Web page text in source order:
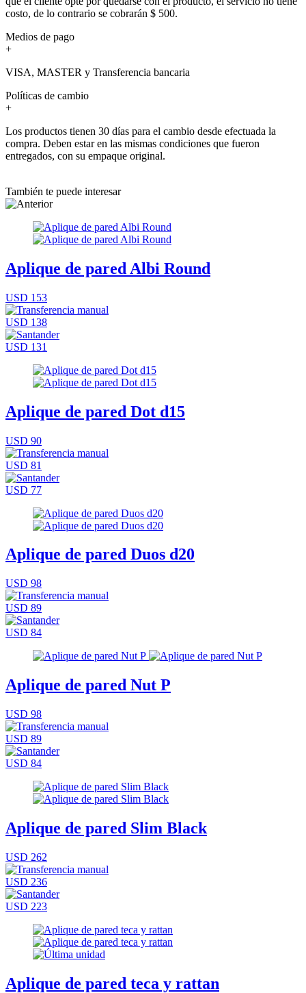
costo, de lo contrario se cobrarán $ 500.
Medios de pago
+
VISA, MASTER y Transferencia bancaria
Políticas de cambio
+
Los productos tienen 30 días para el cambio desde efectuada la
compra. Deben estar en las mismas condiciones que fueron
entregados, con su empaque original.
También te puede interesar
Aplique de pared Albi Round
USD 153
USD 138
USD 131
Aplique de pared Dot d15
USD 90
USD 81
USD 77
Aplique de pared Duos d20
USD 98
USD 89
USD 84
Aplique de pared Nut P
USD 98
USD 89
USD 84
Aplique de pared Slim Black
USD 262
USD 236
USD 223
Aplique de pared teca y rattan